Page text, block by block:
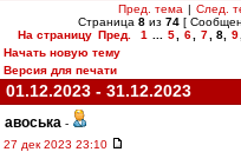
Пред. тема | След.
Страница 8 из 74 [
На страницу Пред. 1 5 6 7 8, 9
Начать новую тему
Версия для печати
01.12.2023 - 31.12.2023
авоська -
27 дек 2023 23:10